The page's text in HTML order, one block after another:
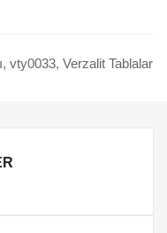
, vty0033, Verzalit Tablalar